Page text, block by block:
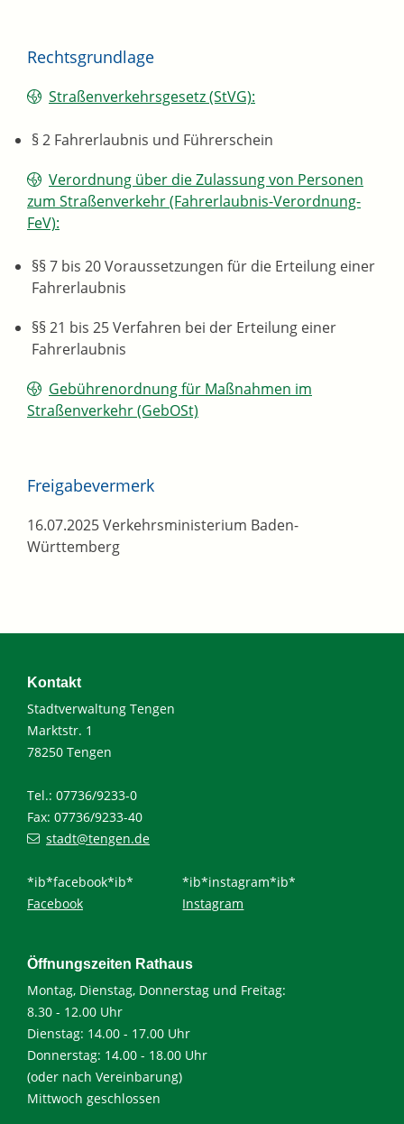
Rechtsgrundlage
Straßenverkehrsgesetz (StVG):
§ 2 Fahrerlaubnis und Führerschein
Verordnung über die Zulassung von Personen
zum Straßenverkehr (Fahrerlaubnis-Verordnung-
FeV):
§§ 7 bis 20 Voraussetzungen für die Erteilung einer
Fahrerlaubnis
§§ 21 bis 25 Verfahren bei der Erteilung einer
Fahrerlaubnis
Gebührenordnung für Maßnahmen im
Straßenverkehr (GebOSt)
Freigabevermerk
16.07.2025 Verkehrsministerium Baden-
Württemberg
Kontakt
Stadtverwaltung Tengen
Marktstr. 1
78250 Tengen
Tel.: 07736/9233-0
Fax: 07736/9233-40
stadt@tengen.de
*ib*facebook*ib*
Facebook
*ib*instagram*ib*
Instagram
Öffnungszeiten Rathaus
Montag, Dienstag, Donnerstag und Freitag:
8.30 - 12.00 Uhr
Dienstag: 14.00 - 17.00 Uhr
Donnerstag: 14.00 - 18.00 Uhr
(oder nach Vereinbarung)
Mittwoch geschlossen